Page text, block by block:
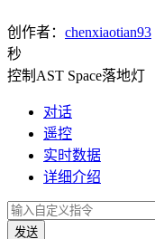
创作者： chenxiaotian93
秒
控制AST Space落地灯
对话
遥控
实时数据
详细介绍
发送